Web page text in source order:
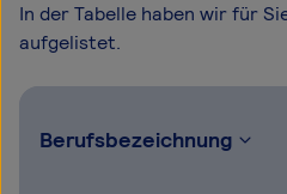
In der Tabelle haben wir für
aufgelistet.
Berufsbezeichnung